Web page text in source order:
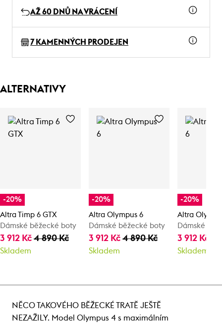
AŽ 60 DNŮ NA VRÁCENÍ
7 KAMENNÝCH PRODEJEN
ALTERNATIVY
-20%
Altra Timp 6 GTX
Dámské běžecké boty
3 912 Kč 4 890 Kč
Skladem
-20%
Altra Olympus 6
Dámské běžecké boty
3 912 Kč4 890 Kč
Skladem
-20%
Altra
Dámské
3 912 Kč
Skladem
NĚCO TAKOVÉHO BĚŽECKÉ TRATĚ JEŠTĚ
NEZAŽILY. Model Olympus 4 s maximálním